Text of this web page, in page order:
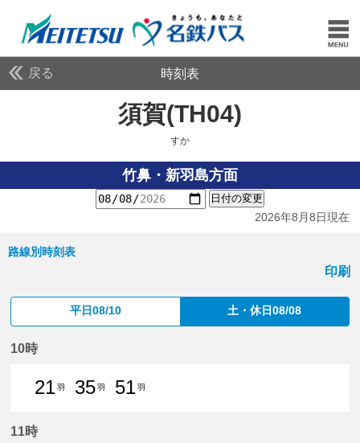
戻る 時刻表
須賀(TH04)
すか
竹鼻・新羽島方面
日付の変更
2026年8月8日現在
路線別時刻表
印刷
平日08/10 土・休日08/08
10時
21羽
35羽
51羽
11時